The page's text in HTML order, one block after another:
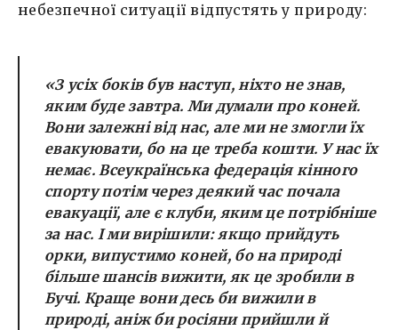
небезпечної ситуації відпустять у природу:
«З усіх боків був наступ, ніхто не знав,
яким буде завтра. Ми думали про коней.
Вони залежні від нас, але ми не змогли їх
евакуювати, бо на це треба кошти. У нас їх
немає. Всеукраїнська федерація кінного
спорту потім через деякий час почала
евакуації, але є клуби, яким це потрібніше
за нас. І ми вирішили: якщо прийдуть
орки, випустимо коней, бо на природі
більше шансів вижити, як це зробили в
Бучі. Краще вони десь би вижили в
природі, аніж би росіяни прийшли й